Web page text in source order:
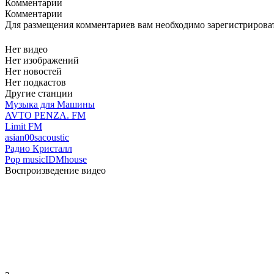
Комментарии
Комментарии
Для размещения комментариев вам необходимо
Нет видео
Нет изображений
Нет новостей
Нет подкастов
Другие станции
Музыка для Машины
AVTO PENZA. FM
Limit FM
asian00sacoustic
Радио Кристалл
Pop musicIDMhouse
Воспроизведение видео